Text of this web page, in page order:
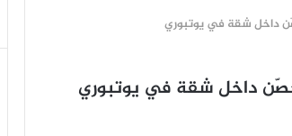
داخل شقة في يوتبوري
داخل شقة في يوتبوري